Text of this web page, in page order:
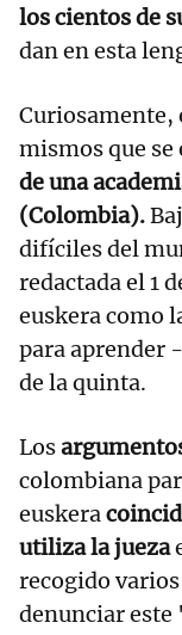
los cientos de
dan en esta
Curiosamente,
mismos que
de una
(Colombia).
difíciles del
redactada el 1
euskera como
para aprender
de la quinta.
Los
colombiana
euskera
utiliza la jueza
recogido
denunciar este